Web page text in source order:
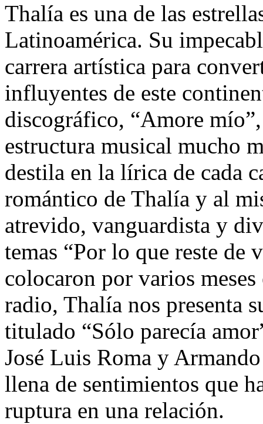
Thalía es una de las
Latinoamérica. Su
carrera artística para
influyentes de este
discográfico, “Amore
estructura musical mucho
destila en la lírica de cada
romántico de Thalía y al
atrevido, vanguardista y
temas “Por lo que reste de
colocaron por varios
radio, Thalía nos presenta
titulado “Sólo parecía
José Luis Roma y
llena de sentimientos que
ruptura en una relación.